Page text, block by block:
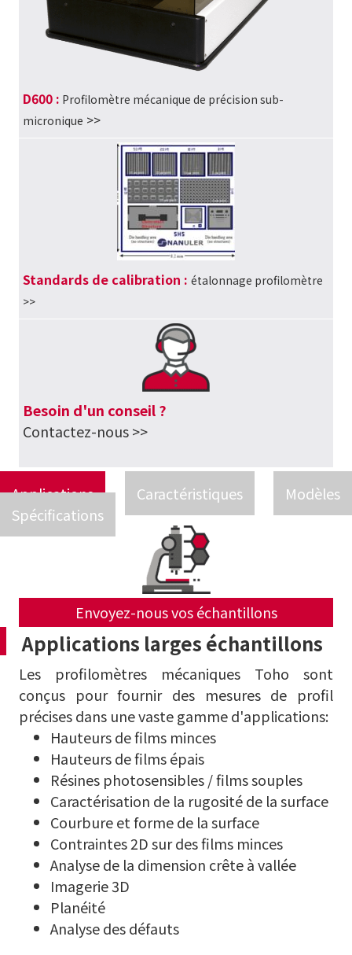
D600 : Profilomètre mécanique de précision sub-
micronique >>
Standards de calibration : étalonnage profilomètre
>>
Besoin d'un conseil ?
Contactez-nous >>
Applications Caractéristiques
Modèles
Spécifications
Envoyez-nous vos échantillons
Applications larges échantillons
Les profilomètres mécaniques Toho sont
conçus pour fournir des mesures de profil
précises dans une vaste gamme d'applications:
Hauteurs de films minces
Hauteurs de films épais
Résines photosensibles / films souples
Caractérisation de la rugosité de la surface
Courbure et forme de la surface
Contraintes 2D sur des films minces
Analyse de la dimension crête à vallée
Imagerie 3D
Planéité
Analyse des défauts